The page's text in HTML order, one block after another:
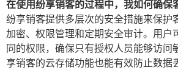
在使用纷享销客的过程中，我如何确保
纷享销客提供多层次的安全措施来保护
加密、权限管理和定期安全审计。用户
同的权限，确保只有授权人员能够访问
享销客的云存储功能也能有效防止数据